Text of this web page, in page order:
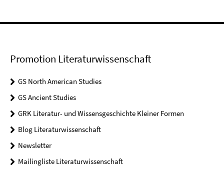
Promotion Literaturwissenschaft
GS North American Studies
GS Ancient Studies
GRK Literatur- und Wissensgeschichte Kleiner Formen
Blog Literaturwissenschaft
Newsletter
Mailingliste Literaturwissenschaft